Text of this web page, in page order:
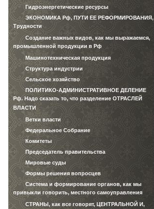
Гидроэнергетические ресурсы
ЭКОНОМИКА Рф, ПУТИ ЕЕ РЕФОРМИРОВАНИЯ,
Трудности
Создание важных видов, как мы выражаемся,
промышленной продукции в Рф
Машинотехническая продукция
Структура индустрии
Сельское хозяйство
ПОЛИТИКО-АДМИНИСТРАТИВНОЕ ДЕЛЕНИЕ
Рф. Надо сказать то, что разделение ОТРАСЛЕЙ
ВЛАСТИ
Ветки власти
Федеральное Собрание
Комитеты
Председатель правительства
Мировые суды
Формы решения вопросцев
Система и формирование органов, как мы
привыкли говорить, местного самоуправления
СТРАНЫ, как все говорят, ЦЕНТРАЛЬНОЙ И,